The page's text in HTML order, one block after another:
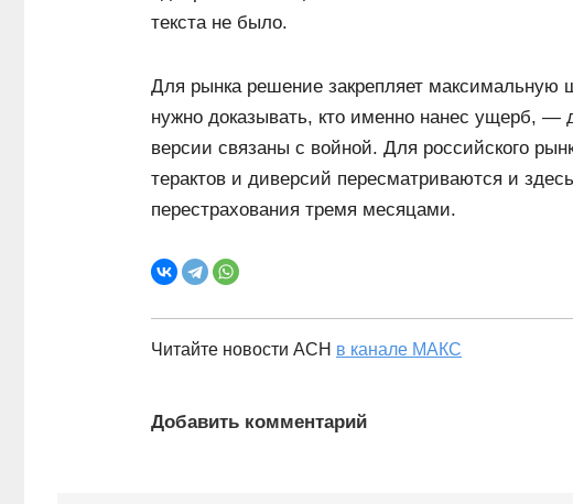
текста не было.
Для рынка решение закрепляет максимальную
нужно доказывать, кто именно нанес ущерб, —
версии связаны с войной. Для российского
терактов и диверсий пересматриваются и
перестрахования тремя месяцами.
Читайте новости АСН в канале МАКС
Добавить комментарий